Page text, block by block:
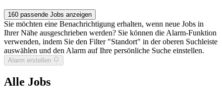
160 passende Jobs anzeigen
Sie möchten eine Benachrichtigung erhalten, wenn neue Jobs in
Ihrer Nähe ausgeschrieben werden? Sie können die Alarm-Funktion
verwenden, indem Sie den Filter "Standort" in der oberen Suchleiste
auswählen und den Alarm auf Ihre persönliche Suche einstellen.
Alarm erstellen
Alle Jobs